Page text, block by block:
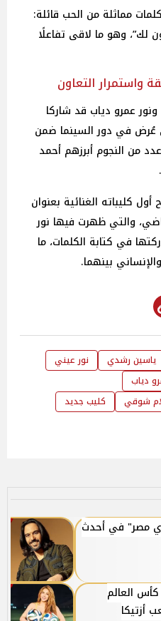
مماثلة من الحب قائلة:
لك”، وهو ما لاقى تفاعلًا
واستمرار التعاون
عمرو دياب قد شاركا
عُرض في دور السينما ضمن
من النجوم أبرزهم أحمد
كليباته الغنائية بعنوان
والتي ظهرت فيها نور
في كتابة الكلمات، ما
بينهما.
ياسين رشدي
نور عيني
دياب
شوقي
كليب جديد
مصر" في أحدث
العالم